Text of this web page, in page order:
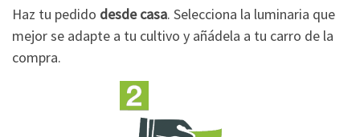
Haz tu pedido desde casa. Selecciona la luminaria que
mejor se adapte a tu cultivo y añádela a tu carro de la
compra.